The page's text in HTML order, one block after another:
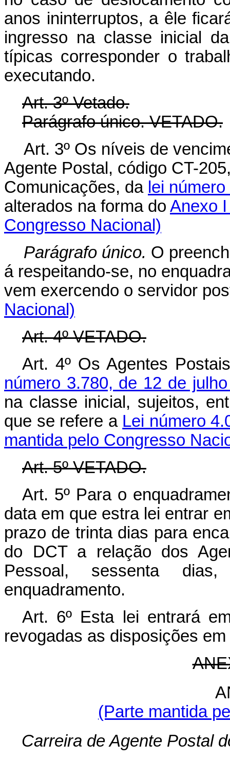
anos ininterruptos, a êle
ingresso na classe inicial
típicas corresponder o
executando.
Art. 3º Vetado.
Parágrafo único. VETADO.
Art. 3º Os níveis de
Agente Postal, código CT-
Comunicações, da lei
alterados na forma do Anexo
Congresso Nacional)
Parágrafo único. O
á respeitando-se, no
vem exercendo o servidor
Nacional)
Art. 4º VETADO.
Art. 4º Os Agentes
número 3.780, de 12 de
na classe inicial, sujeitos,
que se refere a Lei número
mantida pelo Congresso
Art. 5º VETADO.
Art. 5º Para o
data em que estra lei entrar
prazo de trinta dias para
do DCT a relação dos
Pessoal, sessenta
enquadramento.
Art. 6º Esta lei entrará
revogadas as disposições
(Parte mantida
Carreira de Agente Postal